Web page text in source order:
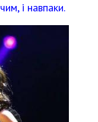
і навпаки.